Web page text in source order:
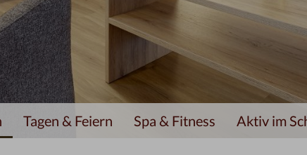
Tagen & Feiern Spa & Fitness Aktiv im